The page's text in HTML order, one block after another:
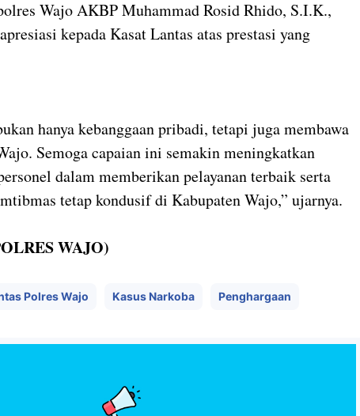
Wajo AKBP Muhammad Rosid Rhido, S.I.K.,
kepada Kasat Lantas atas prestasi yang
hanya kebanggaan pribadi, tetapi juga membawa
Semoga capaian ini semakin meningkatkan
dalam memberikan pelayanan terbaik serta
tetap kondusif di Kabupaten Wajo,” ujarnya.
WAJO)
Polres Wajo Kasus Narkoba Penghargaan